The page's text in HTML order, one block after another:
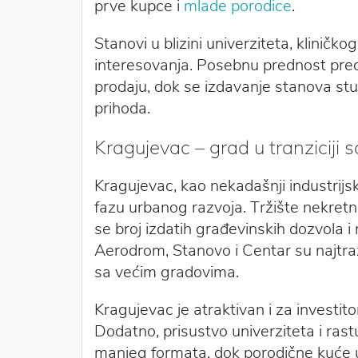
prve kupce i mlade porodice.
Stanovi u blizini univerziteta,
interesovanja. Posebnu prednost
prodaju, dok se izdavanje stanova
prihoda.
Kragujevac – grad u tranziciji
Kragujevac, kao nekadašnji
fazu urbanog razvoja. Tržište
se broj izdatih građevinskih dozvola
Aerodrom, Stanovo i Centar su
sa većim gradovima.
Kragujevac je atraktivan i za
Dodatno, prisustvo univerziteta i
manjeg formata, dok porodične